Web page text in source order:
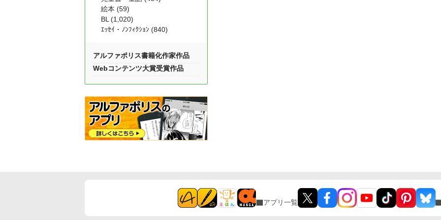
絵本 (59)
BL (1,020)
ｴｯｾｲ・ﾉﾝﾌｨｸｼｮﾝ (840)
アルファポリス書籍化作家作品
Webコンテンツ大賞受賞作品
アプリ一覧